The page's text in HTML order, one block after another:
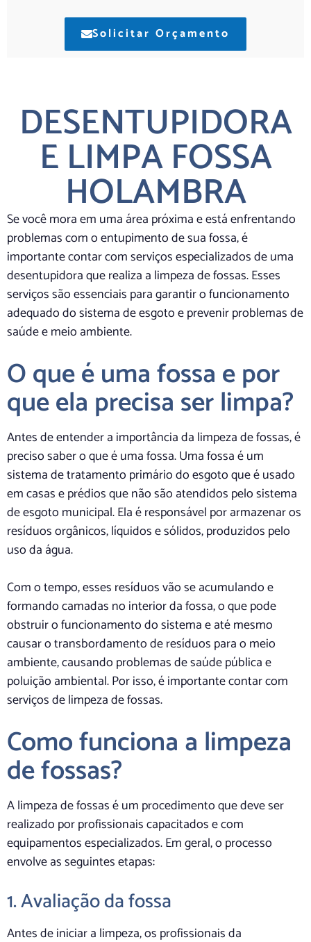
Solicitar Orçamento
DESENTUPIDORA
E LIMPA FOSSA
HOLAMBRA
Se você mora em uma área próxima e está enfrentando
problemas com o entupimento de sua fossa, é
importante contar com serviços especializados de uma
desentupidora que realiza a limpeza de fossas. Esses
serviços são essenciais para garantir o funcionamento
adequado do sistema de esgoto e prevenir problemas de
saúde e meio ambiente.
O que é uma fossa e por
que ela precisa ser limpa?
Antes de entender a importância da limpeza de fossas, é
preciso saber o que é uma fossa. Uma fossa é um
sistema de tratamento primário do esgoto que é usado
em casas e prédios que não são atendidos pelo sistema
de esgoto municipal. Ela é responsável por armazenar os
resíduos orgânicos, líquidos e sólidos, produzidos pelo
uso da água.
Com o tempo, esses resíduos vão se acumulando e
formando camadas no interior da fossa, o que pode
obstruir o funcionamento do sistema e até mesmo
causar o transbordamento de resíduos para o meio
ambiente, causando problemas de saúde pública e
poluição ambiental. Por isso, é importante contar com
serviços de limpeza de fossas.
Como funciona a limpeza
de fossas?
A limpeza de fossas é um procedimento que deve ser
realizado por profissionais capacitados e com
equipamentos especializados. Em geral, o processo
envolve as seguintes etapas:
1. Avaliação da fossa
Antes de iniciar a limpeza, os profissionais da